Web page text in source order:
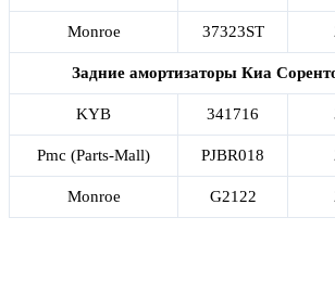
Monroe 37323ST
Задние амортизаторы Киа
KYB 341716
Pmc (Parts-Mall) PJBR018
Monroe G2122